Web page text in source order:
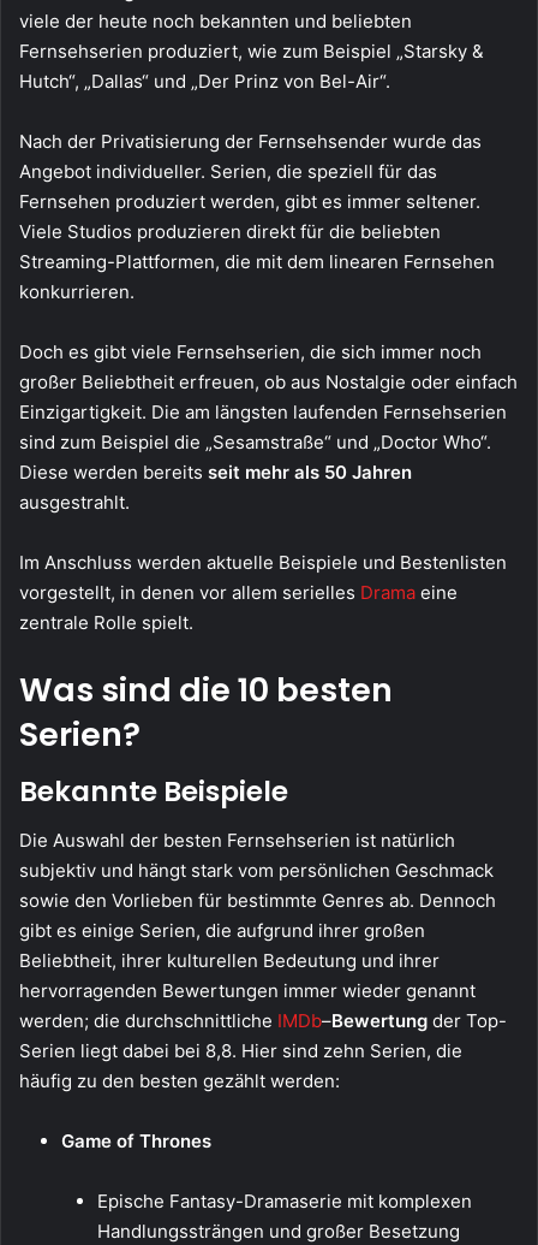
viele der heute noch bekannten und beliebten
Fernsehserien produziert, wie zum Beispiel „Starsky &
Hutch“, „Dallas“ und „Der Prinz von Bel-Air“.
Nach der Privatisierung der Fernsehsender wurde das
Angebot individueller. Serien, die speziell für das
Fernsehen produziert werden, gibt es immer seltener.
Viele Studios produzieren direkt für die beliebten
Streaming-Plattformen, die mit dem linearen Fernsehen
konkurrieren.
Doch es gibt viele Fernsehserien, die sich immer noch
großer Beliebtheit erfreuen, ob aus Nostalgie oder einfach
Einzigartigkeit. Die am längsten laufenden Fernsehserien
sind zum Beispiel die „Sesamstraße“ und „Doctor Who“.
Diese werden bereits seit mehr als 50 Jahren
ausgestrahlt.
Im Anschluss werden aktuelle Beispiele und Bestenlisten
vorgestellt, in denen vor allem serielles Drama eine
zentrale Rolle spielt.
Was sind die 10 besten
Serien?
Bekannte Beispiele
Die Auswahl der besten Fernsehserien ist natürlich
subjektiv und hängt stark vom persönlichen Geschmack
sowie den Vorlieben für bestimmte Genres ab. Dennoch
gibt es einige Serien, die aufgrund ihrer großen
Beliebtheit, ihrer kulturellen Bedeutung und ihrer
hervorragenden Bewertungen immer wieder genannt
werden; die durchschnittliche IMDb–Bewertung der Top-
Serien liegt dabei bei 8,8. Hier sind zehn Serien, die
häufig zu den besten gezählt werden:
Game of Thrones
Epische Fantasy-Dramaserie mit komplexen
Handlungssträngen und großer Besetzung